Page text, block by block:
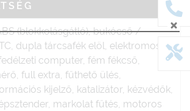
(blokkolásgátló), bukócső /
dupla tárcsafék elöl, elektromos
computer, fém fékcső,
full extra, fűthető ülés,
kijelző, katalizátor, kézvédők,
markolat fűtés, motoros